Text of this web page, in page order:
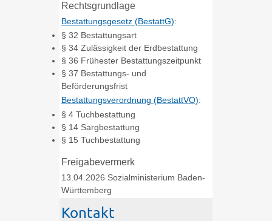
Rechtsgrundlage
Bestattungsgesetz (BestattG):
§ 32 Bestattungsart
§ 34 Zulässigkeit der Erdbestattung
§ 36 Frühester Bestattungszeitpunkt
§ 37 Bestattungs- und
Beförderungsfrist
Bestattungsverordnung (BestattVO):
§ 4 Tuchbestattung
§ 14 Sargbestattung
§ 15 Tuchbestattung
Freigabevermerk
13.04.2026 Sozialministerium Baden-
Württemberg
Kontakt